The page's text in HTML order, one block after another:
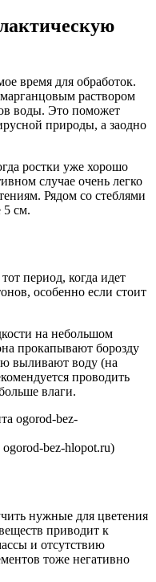
время для обработок.
раствором
воды. Это поможет
природы, а заодно
ростки уже хорошо
случае очень легко
Рядом со стеблями
5 см.
период, когда идет
особенно если стоит
на небольшом
прокапывают борозду
выливают воду (на
проводить
влаги.
bez-hlopot.ru)
нужные для цветения
приводит к
и отсутствию
тоже негативно